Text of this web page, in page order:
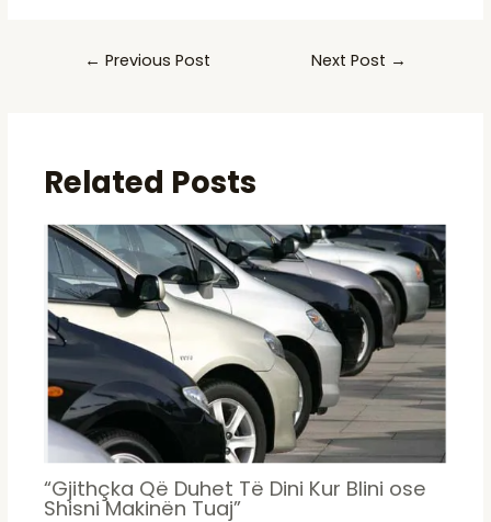
← Previous Post Next Post →
Related Posts
“Gjithçka Që Duhet Të Dini Kur Blini ose
Shisni Makinën Tuaj”